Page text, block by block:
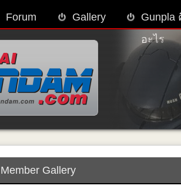
Forum Gallery
Gunpla
อะไร
Gallery